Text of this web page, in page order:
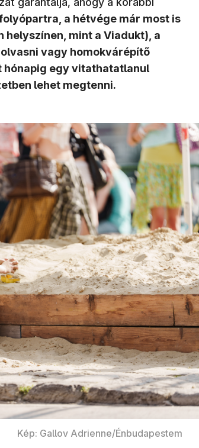
a hétvége már most is
helyszínen, mint a Viadukt), a
vagy homokvárépítő
hónapig egy vitathatatlanul
lehet megtenni.
Kép: Gallov Adrienne/Énbudapestem